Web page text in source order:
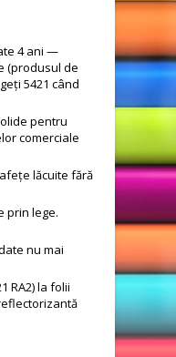
4 ani —
(produsul de
5421 când
pentru
comerciale
lăcuite fără
prin lege.
nu mai
RA2) la folii